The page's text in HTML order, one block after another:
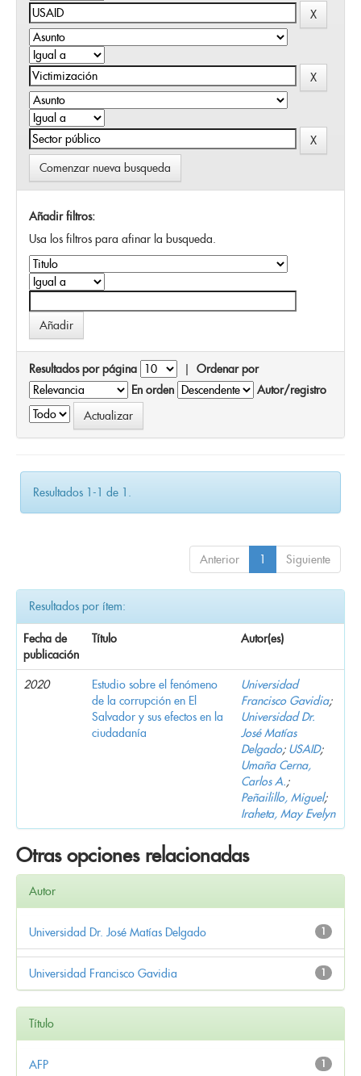
Comenzar nueva busqueda
Añadir filtros:
Usa los filtros para afinar la busqueda.
Resultados por página | Ordenar por
En orden
Autor/registro
Resultados 1-1 de 1.
Anterior 1 Siguiente
Resultados por ítem:
Fecha de
publicación
Título Autor(es)
2020
Estudio sobre el fenómeno
de la corrupción en El
Salvador y sus efectos en la
ciudadanía
Universidad
Francisco Gavidia;
Universidad Dr.
José Matías
Delgado; USAID;
Umaña Cerna,
Carlos A.;
Peñailillo, Miguel;
Iraheta, May Evelyn
Otras opciones relacionadas
Autor
1
Universidad Dr. José Matías Delgado
1
Universidad Francisco Gavidia
Título
1
AFP